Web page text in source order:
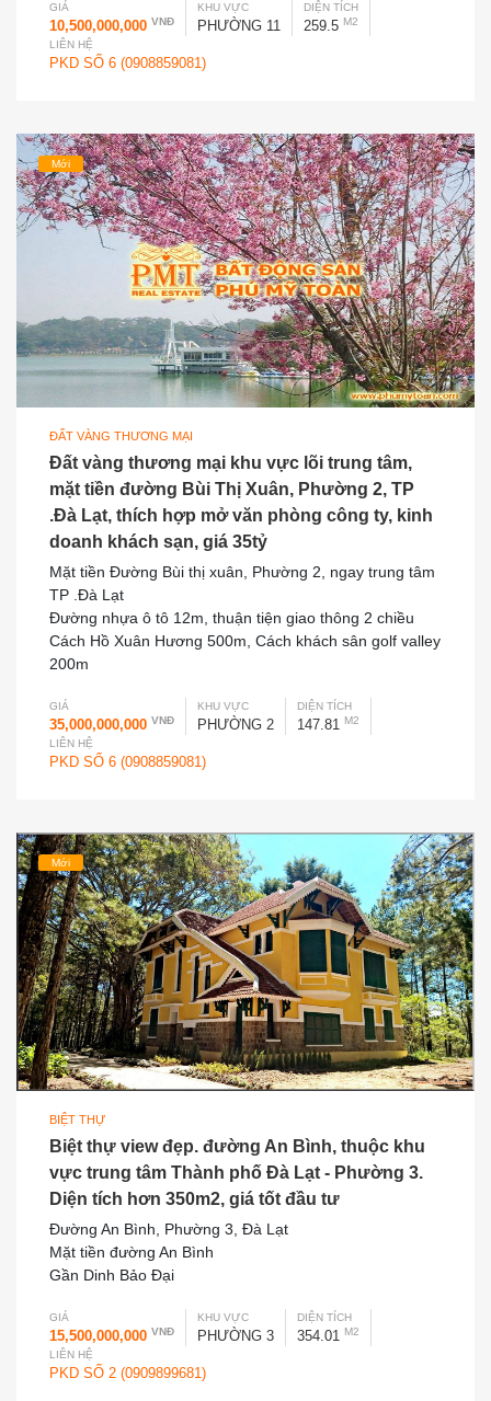
GIÁ
10,500,000,000 VNĐ
KHU VỰC
PHƯỜNG 11
DIỆN TÍCH
259.5 M2
LIÊN HỆ
PKD SỐ 6 (0908859081)
Mới
ĐẤT VÀNG THƯƠNG MẠI
Đất vàng thương mại khu vực lõi trung tâm,
mặt tiền đường Bùi Thị Xuân, Phường 2, TP
.Đà Lạt, thích hợp mở văn phòng công ty, kinh
doanh khách sạn, giá 35tỷ
Mặt tiền Đường Bùi thị xuân, Phường 2, ngay trung tâm
TP .Đà Lạt
Đường nhựa ô tô 12m, thuận tiện giao thông 2 chiều
Cách Hồ Xuân Hương 500m, Cách khách sân golf valley
200m
GIÁ
35,000,000,000 VNĐ
KHU VỰC
PHƯỜNG 2
DIỆN TÍCH
147.81 M2
LIÊN HỆ
PKD SỐ 6 (0908859081)
Mới
BIỆT THỰ
Biệt thự view đẹp. đường An Bình, thuộc khu
vực trung tâm Thành phố Đà Lạt - Phường 3.
Diện tích hơn 350m2, giá tốt đầu tư
Đường An Bình, Phường 3, Đà Lạt
Mặt tiền đường An Bình
Gần Dinh Bảo Đại
GIÁ
15,500,000,000 VNĐ
KHU VỰC
PHƯỜNG 3
DIỆN TÍCH
354.01 M2
LIÊN HỆ
PKD SỐ 2 (0909899681)